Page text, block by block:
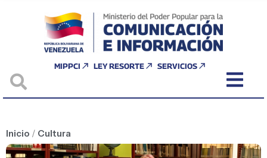
MIPPCI LEY RESORTE SERVICIOS
Inicio / Cultura